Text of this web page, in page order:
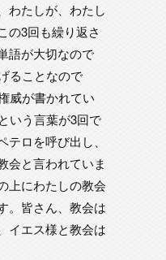
わたしが、わたし
の3回も繰り返さ
語が大切なので
ることなので
威が書かれてい
いう言葉が3回で
ロを呼び出し、
会と言われていま
上にわたしの教会
。皆さん、教会は
イエス様と教会は